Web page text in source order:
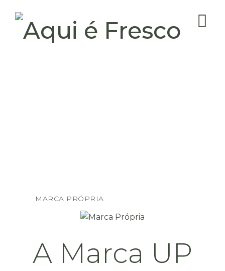
MARCA PRÓPRIA
A Marca UP